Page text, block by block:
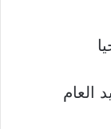
العام